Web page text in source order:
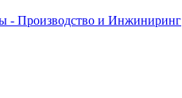
Производство и Инжиниринг